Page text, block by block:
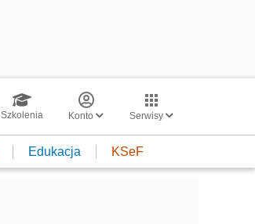
Szkolenia Konto Serwisy
Edukacja KSeF